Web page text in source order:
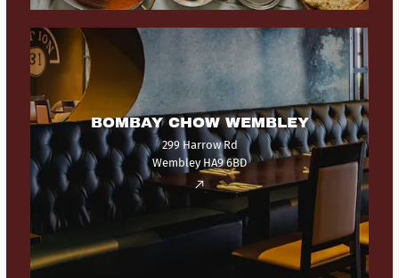
BOMBAY CHOW WEMBLEY
299 Harrow Rd
Wembley HA9 6BD